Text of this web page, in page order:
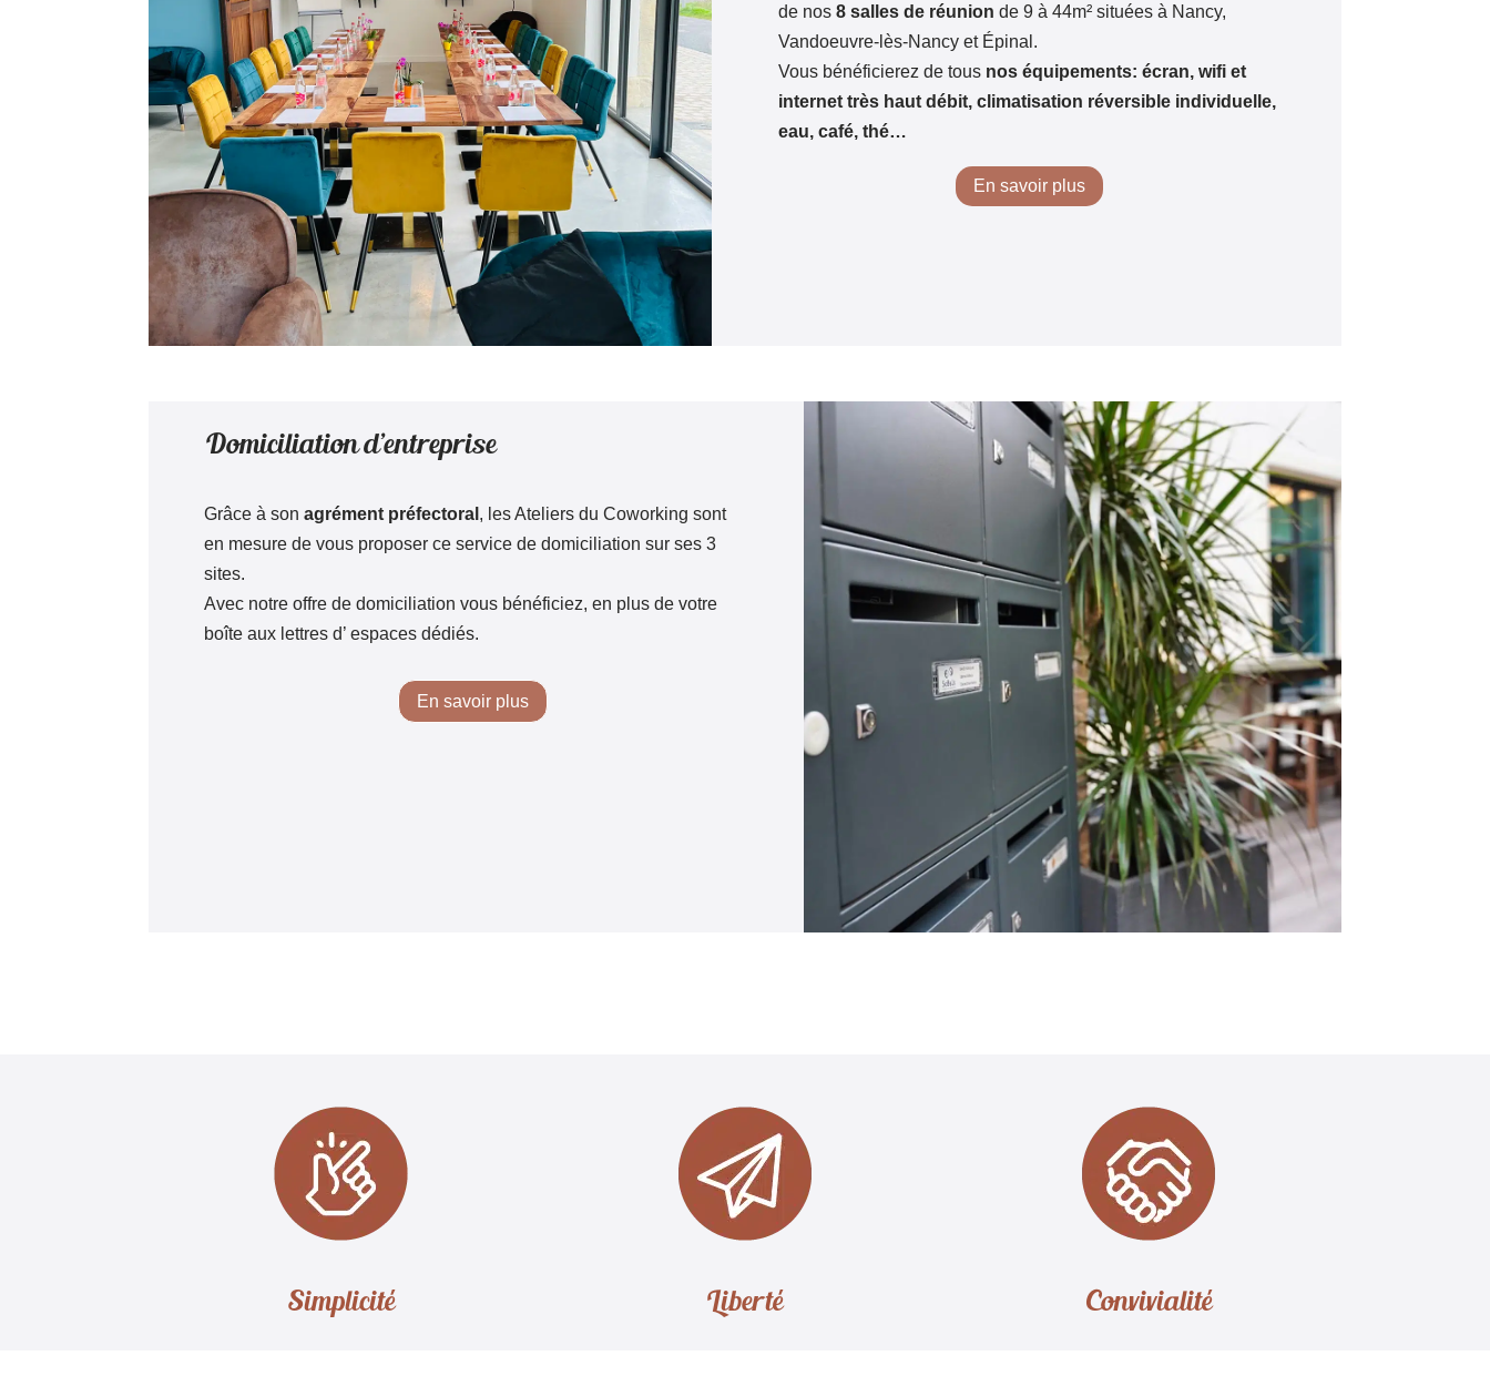
de nos 8 salles de réunion de 9 à 44m² situées à Nancy,
Vandoeuvre-lès-Nancy et Épinal.
Vous bénéficierez de tous nos équipements: écran, wifi et
internet très haut débit, climatisation réversible individuelle,
eau, café, thé…
En savoir plus
Domiciliation d’entreprise
Grâce à sonagrément préfectoral , les Ateliers du Coworking sont
en mesure de vous proposer ce service de domiciliation sur ses 3
sites.
Avec notre offre de domiciliation vous bénéficiez, en plus de votre
boîte aux lettres d’ espaces dédiés.
En savoir plus
Simplicité Liberté Convivialité